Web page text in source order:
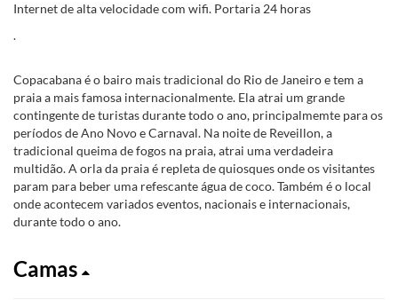
Internet de alta velocidade com wifi. Portaria 24 horas
.
Copacabana é o bairo mais tradicional do Rio de Janeiro e tem a
praia a mais famosa internacionalmente. Ela atrai um grande
contingente de turistas durante todo o ano, principalmemte para os
períodos de Ano Novo e Carnaval. Na noite de Reveillon, a
tradicional queima de fogos na praia, atrai uma verdadeira
multidão. A orla da praia é repleta de quiosques onde os visitantes
param para beber uma refescante água de coco. Também é o local
onde acontecem variados eventos, nacionais e internacionais,
durante todo o ano.
Camas